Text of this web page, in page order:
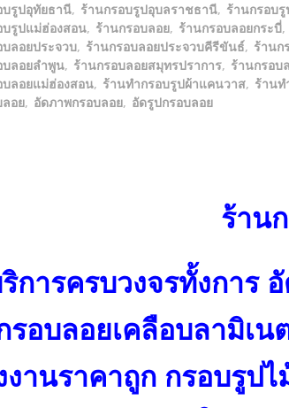
บรูปอุทัยธานี, ร้านกรอบรูปอุบลราชธานี, ร้านกรอบรู
บรูปแม่ฮ่องสอน, ร้านกรอบลอย, ร้านกรอบลอยกระบี่,
ลอยประจวบ, ร้านกรอบลอยประจวบคีรีขันธ์, ร้านก
บลอยลำพูน, ร้านกรอบลอยสมุทรปราการ, ร้านกรอบ
บลอยแม่ฮ่องสอน, ร้านทำกรอบรูปผ้าแคนวาส, ร้านท
อย, อัดภาพกรอบลอย, อัดรูปกรอบลอย
ร้าน
การครบวงจรทั้งการ
รอบลอยเคลือบลามิเ
งานราคาถูก กรอบรูป